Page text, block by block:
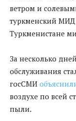
ветром и
туркменский МИД
Туркменистане
За несколько
обслуживания
госСМИ
воздухе по всей
пыли.